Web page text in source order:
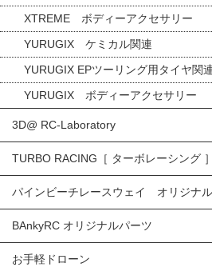
XTREME ボディーアクセサリー
YURUGIX ケミカル関連
YURUGIX EPツーリング用タイヤ関
YURUGIX ボディーアクセサリー
3D@ RC-Laboratory
TURBO RACING［ ターボレーシング
パインビーチレースウェイ オリジナ
BAnkyRC オリジナルパーツ
お手軽ドローン